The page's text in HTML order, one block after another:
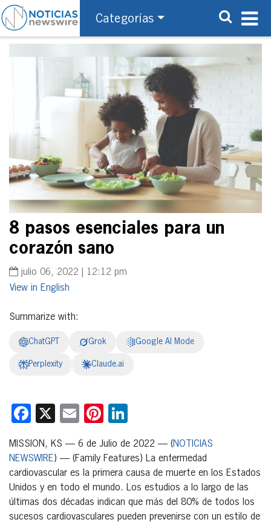
Categorías
8 pasos esenciales para un
corazón sano
julio 06, 2022 | 12:12 pm
English
Summarize with:
ChatGPT Grok Google AI Mode
Perplexity Claude.ai
Facebook
X EmailPinterest
MISSION, KS — 6 de Julio de 2022 — (NOTICIAS
NEWSWIRE) — (Family Features) La enfermedad
cardiovascular es la primera causa de muerte en los Estados
Unidos y en todo el mundo. Los estudios a lo largo de las
últimas dos décadas indican que más del 80% de todos los
sucesos cardiovasculares pueden prevenirse con un estilo de